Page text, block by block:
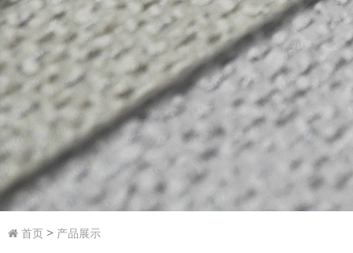
首页 > 产品展示